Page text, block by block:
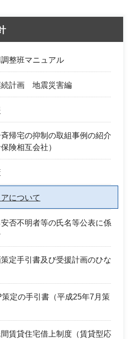
整班マニュアル
続計画 地震災害編
帰宅の抑制の取組事例の紹介
険相互会社）
について
否不明者等の氏名等公表に係
定手引書及び受援計画のひな
定の手引書（平成25年7月策
賃貸住宅借上制度（賃貸型応